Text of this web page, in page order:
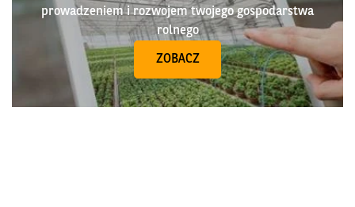
prowadzeniem i rozwojem twojego gospodarstwa
rolnego
ZOBACZ